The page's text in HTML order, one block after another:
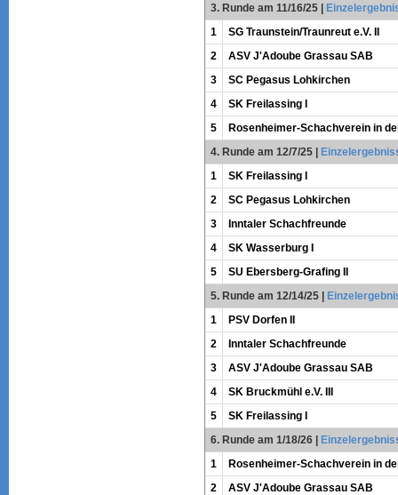
3. Runde am 11/16/25|
1
SG Traunstein/Traunreut e.V. II
2
ASV J'Adoube Grassau SAB
3
SC Pegasus Lohkirchen
4
SK Freilassing I
5
Rosenheimer-Schachverein in
4. Runde am 12/7/25|
1
SK Freilassing I
2
SC Pegasus Lohkirchen
3
Inntaler Schachfreunde
4
SK Wasserburg I
5
SU Ebersberg-Grafing II
5. Runde am 12/14/25|
1
PSV Dorfen II
2
Inntaler Schachfreunde
3
ASV J'Adoube Grassau SAB
4
SK Bruckmühl e.V. III
5
SK Freilassing I
6. Runde am 1/18/26|
1
Rosenheimer-Schachverein in
2
ASV J'Adoube Grassau SAB